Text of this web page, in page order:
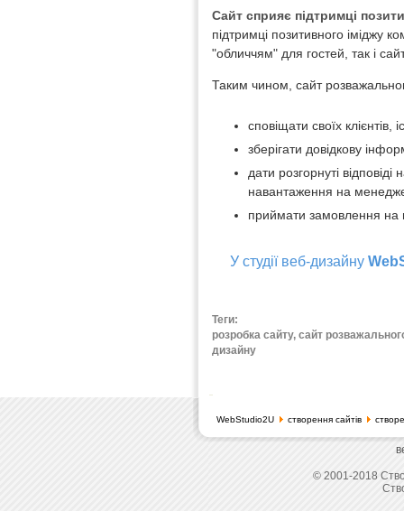
Сайт сприяє підтримці
підтримці позитивного іміджу
"обличчям" для гостей, так і
Таким чином, сайт
сповіщати своїх клієнтів,
зберігати довідкову
дати розгорнуті
навантаження на
приймати замовлення на
У студії веб-дизайну
Теги:
розробка сайту, сайт
дизайну
WebStudio2U створення сайтів
© 2001-2018